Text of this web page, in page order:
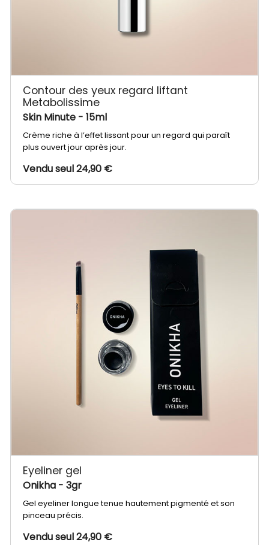
Contour des yeux regard liftant
Metabolissime
Skin Minute - 15ml
Crème riche à l’effet lissant pour un regard qui paraît
plus ouvert jour après jour.
Vendu seul 24,90 €
Eyeliner gel
Onikha - 3gr
Gel eyeliner longue tenue hautement pigmenté et son
pinceau précis.
Vendu seul 24,90 €